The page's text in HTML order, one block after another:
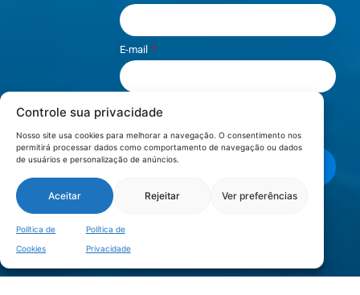
Controle sua privacidade
Nosso site usa cookies para melhorar a navegação. O consentimento nos
permitirá processar dados como comportamento de navegação ou dados
de usuários e personalização de anúncios.
Aceitar Rejeitar Ver preferências
Política de
Cookies
Política de
Privacidade
E-mail
Li e aceito os termos de
Privacidade
LOCALIZAÇÃO